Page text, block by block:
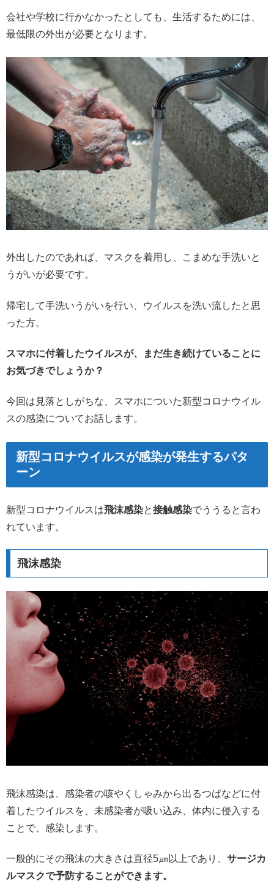
会社や学校に行かなかったとしても、生活するためには、
最低限の外出が必要となります。
外出したのであれば、マスクを着用し、こまめな手洗いと
うがいが必要です。
帰宅して手洗いうがいを行い、ウイルスを洗い流したと思
った方。
スマホに付着したウイルスが、まだ生き続けていることに
お気づきでしょうか？
今回は見落としがちな、スマホについた新型コロナウイル
スの感染についてお話します。
新型コロナウイルスが感染が発生するパタ
ーン
新型コロナウイルスは飛沫感染と接触感染でううると言わ
れています。
飛沫感染
飛沫感染は、感染者の咳やくしゃみから出るつばなどに付
着したウイルスを、未感染者が吸い込み、体内に侵入する
ことで、感染します。
一般的にその飛沫の大きさは直径5㎛以上であり、 サージカ
ルマスクで予防することができます。